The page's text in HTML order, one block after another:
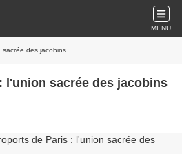
MENU
sacrée des jacobins
l'union sacrée des jacobins